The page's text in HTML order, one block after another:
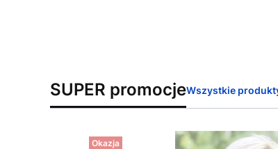
SUPER promocjeWszystkie
Okazja